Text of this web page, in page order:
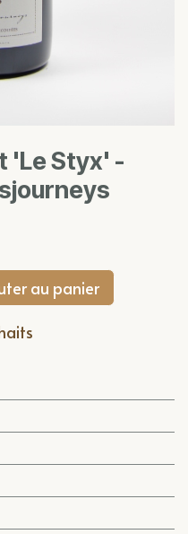
'Le Styx' -
au panier